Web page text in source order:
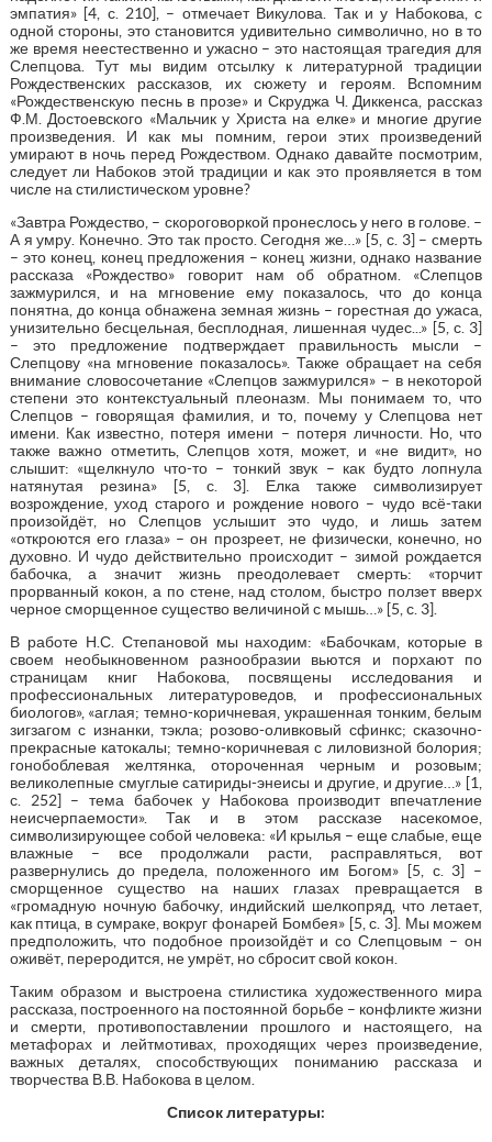
эмпатия» [4, с. 210], – отмечает Викулова. Так и у Набокова, с
одной стороны, это становится удивительно символично, но в то
же время неестественно и ужасно – это настоящая трагедия для
Слепцова. Тут мы видим отсылку к литературной традиции
Рождественских рассказов, их сюжету и героям. Вспомним
«Рождественскую песнь в прозе» и Скруджа Ч. Диккенса, рассказ
Ф.М. Достоевского «Мальчик у Христа на елке» и многие другие
произведения. И как мы помним, герои этих произведений
умирают в ночь перед Рождеством. Однако давайте посмотрим,
следует ли Набоков этой традиции и как это проявляется в том
числе на стилистическом уровне?
«Завтра Рождество, – скороговоркой пронеслось у него в голове. –
А я умру. Конечно. Это так просто. Сегодня же…» [5, с. 3] – cмерть
– это конец, конец предложения – конец жизни, однако название
рассказа «Рождество» говорит нам об обратном. «Слепцов
зажмурился, и на мгновение ему показалось, что до конца
понятна, до конца обнажена земная жизнь – горестная до ужаса,
унизительно бесцельная, бесплодная, лишенная чудес...» [5, с. 3]
– это предложение подтверждает правильность мысли –
Слепцову «на мгновение показалось». Также обращает на себя
внимание словосочетание «Слепцов зажмурился» – в некоторой
степени это контекстуальный плеоназм. Мы понимаем то, что
Слепцов – говорящая фамилия, и то, почему у Слепцова нет
имени. Как известно, потеря имени – потеря личности. Но, что
также важно отметить, Слепцов хотя, может, и «не видит», но
слышит: «щелкнуло что-то – тонкий звук – как будто лопнула
натянутая резина» [5, с. 3]. Елка также символизирует
возрождение, уход старого и рождение нового – чудо всё-таки
произойдёт, но Слепцов услышит это чудо, и лишь затем
«откроются его глаза» – он прозреет, не физически, конечно, но
духовно. И чудо действительно происходит – зимой рождается
бабочка, а значит жизнь преодолевает смерть: «торчит
прорванный кокон, а по стене, над столом, быстро ползет вверх
черное сморщенное существо величиной с мышь…» [5, с. 3].
В работе Н.С. Степановой мы находим: «Бабочкам, которые в
своем необыкновенном разнообразии вьются и порхают по
страницам книг Набокова, посвящены исследования и
профессиональных литературоведов, и профессиональных
биологов», «аглая; темно-коричневая, украшенная тонким, белым
зигзагом с изнанки, тэкла; розово-оливковый сфинкс; сказочно-
прекрасные катокалы; темно-коричневая с лиловизной болория;
гонобоблевая желтянка, отороченная черным и розовым;
великолепные смуглые сатириды-энеисы и другие, и другие…» [1,
с. 252] – тема бабочек у Набокова производит впечатление
неисчерпаемости». Так и в этом рассказе насекомое,
символизирующее собой человека: «И крылья – еще слабые, еще
влажные – все продолжали расти, расправляться, вот
развернулись до предела, положенного им Богом» [5, с. 3] –
сморщенное существо на наших глазах превращается в
«громадную ночную бабочку, индийский шелкопряд, что летает,
как птица, в сумраке, вокруг фонарей Бомбея» [5, с. 3]. Мы можем
предположить, что подобное произойдёт и со Слепцовым – он
оживёт, переродится, не умрёт, но сбросит свой кокон.
Таким образом и выстроена стилистика художественного мира
рассказа, построенного на постоянной борьбе – конфликте жизни
и смерти, противопоставлении прошлого и настоящего, на
метафорах и лейтмотивах, проходящих через произведение,
важных деталях, способствующих пониманию рассказа и
творчества В.В. Набокова в целом.
Список литературы: